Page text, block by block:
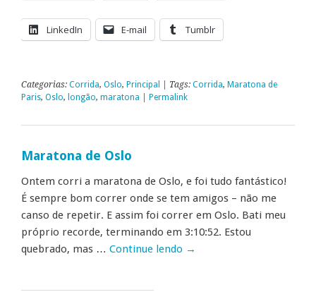
LinkedIn E-mail Tumblr
Categorias: Corrida, Oslo, Principal | Tags: Corrida, Maratona de
Paris, Oslo, longão, maratona Permalink
Maratona de Oslo
Ontem corri a maratona de Oslo, e foi tudo fantástico!
É sempre bom correr onde se tem amigos – não me
canso de repetir. E assim foi correr em Oslo. Bati meu
próprio recorde, terminando em 3:10:52. Estou
quebrado, mas … Continue lendo →